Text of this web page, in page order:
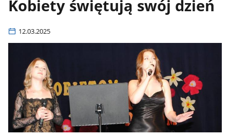
Kobiety świętują swój dzień
12.03.2025